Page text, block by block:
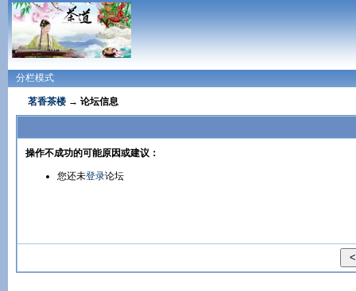
分栏模式
茗香茶楼 → 论坛信息
操作不成功的可能原因或建议：
您还未登录论坛